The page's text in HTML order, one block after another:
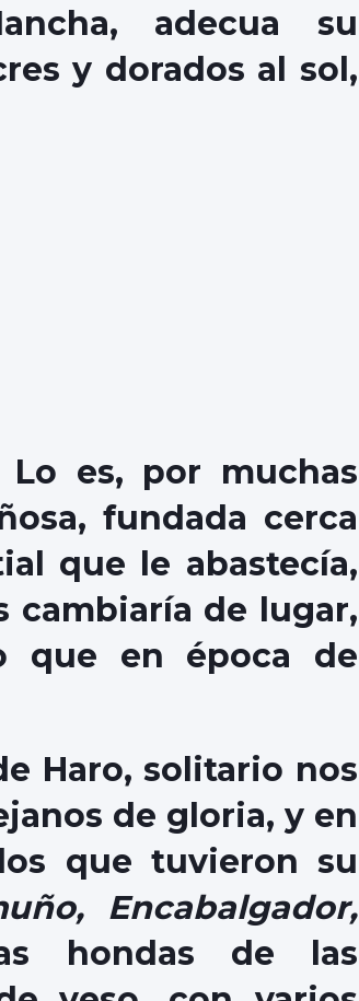
adecua su
y dorados al sol,
es, por muchas
fundada cerca
que le abastecía,
cambiaría de lugar,
que en época de
Haro, solitario nos
de gloria, y en
que tuvieron su
Encabalgador,
hondas de las